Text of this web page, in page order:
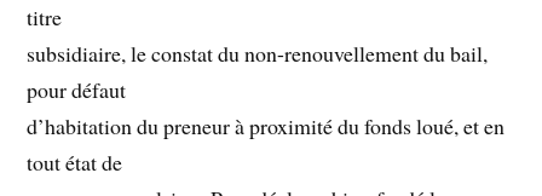
titre
subsidiaire, le constat du non-renouvellement du bail,
pour défaut
d’habitation du preneur à proximité du fonds loué, et en
tout état de